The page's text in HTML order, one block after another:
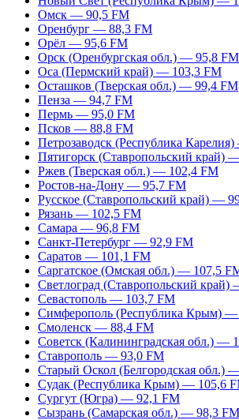
Омск — 90,5 FM
Оренбург — 88,3 FM
Орёл — 95,6 FM
Орск (Оренбургская обл.) — 95,8 FM
Оса (Пермский край) — 103,3 FM
Осташков (Тверская обл.) — 99,4 FM
Пенза — 94,7 FM
Пермь — 95,0 FM
Псков — 88,8 FM
Петрозаводск (Республика
Пятигорск (Ставропольский край)
Ржев (Тверская обл.) — 102,4 FM
Ростов-на-Дону — 95,7 FM
Русское (Ставропольский край) —
Рязань — 102,5 FM
Самара — 96,8 FM
Санкт-Петербург — 92,9 FM
Саратов — 101,1 FM
Саргатское (Омская обл.) — 107,5
Светлоград (Ставропольский край)
Севастополь — 103,7 FM
Симферополь (Республика Крым) —
Смоленск — 88,4 FM
Советск (Калининградская обл.) —
Ставрополь — 93,0 FM
Старый Оскол (Белгородская обл.)
Судак (Республика Крым) — 105,6
Сургут (Югра) — 92,1 FM
Сызрань (Самарская обл.) — 98,3 FM